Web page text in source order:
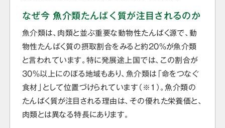
なぜ今 魚介類たんぱく質が注目されるのか
魚介類は、肉類と並ぶ重要な動物性たんぱく源で、動
物性たんぱく質の摂取割合をみると約20%が魚介類
と言われています。特に発展途上国では、この割合が
30%以上にのぼる地域もあり、魚介類は「命をつなぐ
食材」として位置づけられています（※１）。魚介類の
たんぱく質が注目される理由は、その優れた栄養価と、
肉類とは異なる特長にあります。